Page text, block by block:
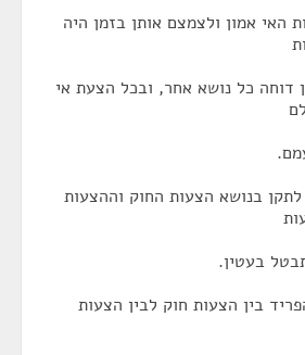
האי אמון ולצמצם אותן בזמן היה
דוחה כל נושא אחר, ובכל הצעת אי
בנושא הצעות החוק וההצעות
בעטין.
בין הצעות חוק לבין הצעות